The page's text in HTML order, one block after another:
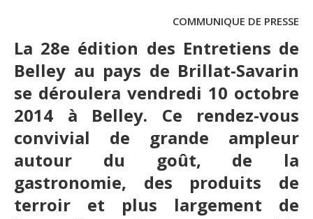
COMMUNIQUE DE PRESSE
La 28e édition des Entretiens de
Belley au pays de Brillat-Savarin
se déroulera vendredi 10 octobre
2014 à Belley. Ce rendez-vous
convivial de grande ampleur
autour du goût, de la
gastronomie, des produits de
terroir et plus largement de